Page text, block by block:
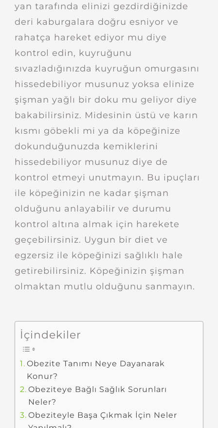
yan tarafında elinizi gezdirdiğinizde
deri kaburgalara doğru esniyor ve
rahatça hareket ediyor mu diye
kontrol edin, kuyruğunu
sıvazladığınızda kuyruğun omurgasını
hissedebiliyor musunuz yoksa elinize
şişman yağlı bir doku mu geliyor diye
bakabilirsiniz. Midesinin üstü ve karın
kısmı göbekli mi ya da köpeğinize
dokunduğunuzda kemiklerini
hissedebiliyor musunuz diye de
kontrol etmeyi unutmayın. Bu ipuçları
ile köpeğinizin ne kadar şişman
olduğunu anlayabilir ve durumu
kontrol altına almak için harekete
geçebilirsiniz. Uygun bir diet ve
egzersiz ile köpeğinizi sağlıklı hale
getirebilirsiniz. Köpeğinizin şişman
olmaktan mutlu olduğunu sanmayın.
İçindekiler
Obezite Tanımı Neye Dayanarak
Konur?
Obeziteye Bağlı Sağlık Sorunları
Neler?
Obeziteyle Başa Çıkmak İçin Neler